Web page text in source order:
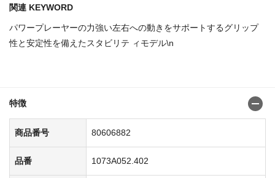
関連 KEYWORD
パワープレーヤーの力強い左右への動きをサポートするグリップ
性と安定性を備えたスタビリテ ィモデル\n
特徴
商品番号 80606882
品番 1073A052.402